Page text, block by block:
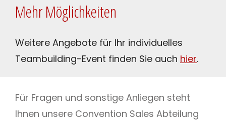
Mehr Möglichkeiten
Weitere Angebote für Ihr individuelles
Teambuilding-Event finden Sie auch hier.
Für Fragen und sonstige Anliegen steht
Ihnen unsere Convention Sales Abteilung